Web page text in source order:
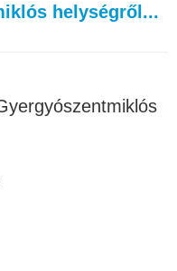
helységről...